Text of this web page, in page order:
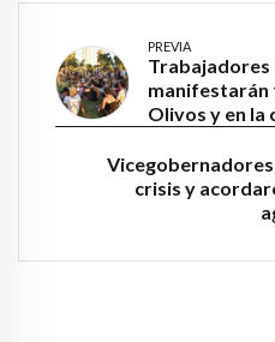
PREVIA
Trabajadores
manifestarán
Olivos y en la
crisis y